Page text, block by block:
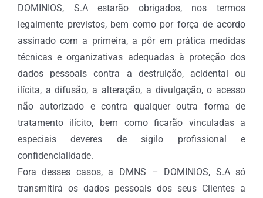
DOMINIOS, S.A estarão obrigados, nos termos
legalmente previstos, bem como por força de acordo
assinado com a primeira, a pôr em prática medidas
técnicas e organizativas adequadas à proteção dos
dados pessoais contra a destruição, acidental ou
ilícita, a difusão, a alteração, a divulgação, o acesso
não autorizado e contra qualquer outra forma de
tratamento ilícito, bem como ficarão vinculadas a
especiais deveres de sigilo profissional e
confidencialidade.
Fora desses casos, a DMNS – DOMINIOS, S.A só
transmitirá os dados pessoais dos seus Clientes a